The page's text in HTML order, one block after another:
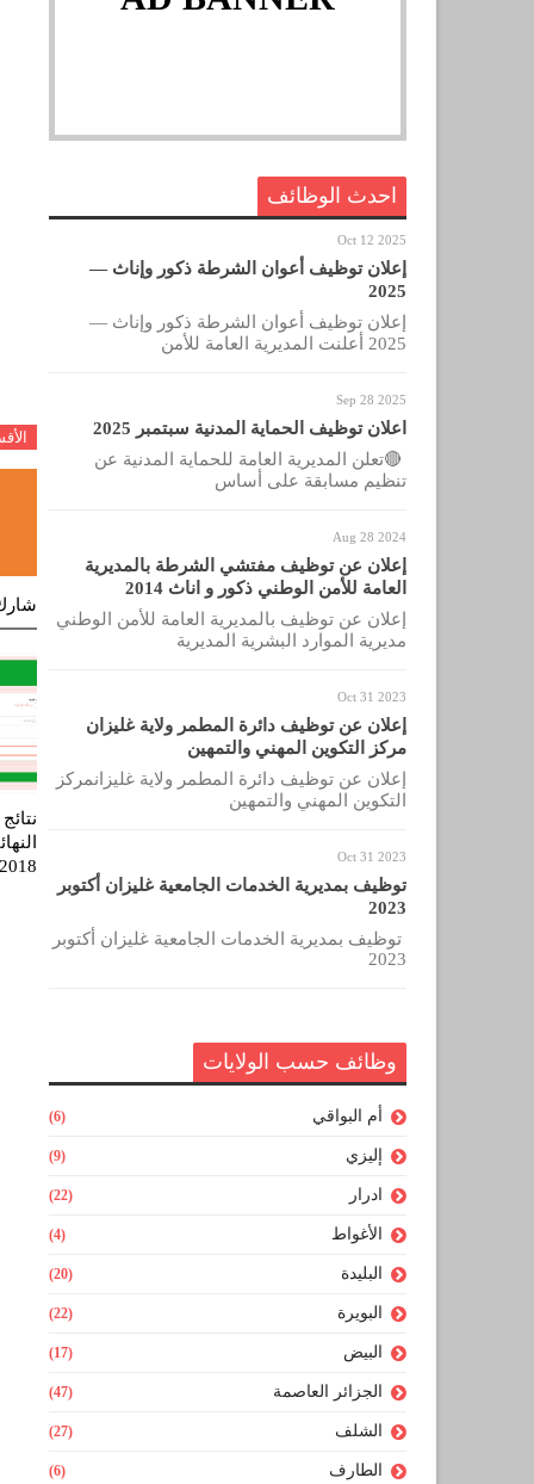
احدث الوظائف
Oct 12 2025
إعلان توظيف أعوان الشرطة ذكور وإناث —
2025
إعلان توظيف أعوان الشرطة ذكور وإناث —
2025 أعلنت المديرية العامة للأمن
Sep 28 2025
اعلان توظيف الحماية المدنية سبتمبر 2025
🔴تعلن المديرية العامة للحماية المدنية عن
تنظيم مسابقة على أساس
Aug 28 2024
إعلان عن توظيف مفتشي الشرطة بالمديرية
العامة للأمن الوطني ذكور و اناث 2014
إعلان عن توظيف بالمديرية العامة للأمن الوطني
مديرية الموارد البشرية المديرية
Oct 31 2023
إعلان عن توظيف دائرة المطمر ولاية غليزان
مركز التكوين المهني والتمهين
إعلان عن توظيف دائرة المطمر ولاية غليزانمركز
التكوين المهني والتمهين
Oct 31 2023
توظيف بمديرية الخدمات الجامعية غليزان أكتوبر
2023
توظيف بمديرية الخدمات الجامعية غليزان أكتوبر
2023
وظائف حسب الولايات
أم البواقي (6)
إليزي (9)
ادرار (22)
الأغواط (4)
البليدة (20)
البويرة (22)
البيض (17)
الجزائر العاصمة (47)
الشلف (27)
الطارف (6)
2018